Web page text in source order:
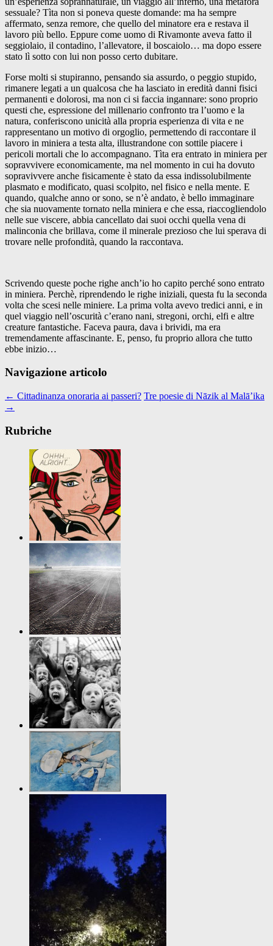
sessuale? Tìta non si poneva queste domande: ma ha sempre
affermato, senza remore, che quello del minatore era e restava il
lavoro più bello. Eppure come uomo di Rivamonte aveva fatto il
seggiolaio, il contadino, l’allevatore, il boscaiolo… ma dopo essere
stato lì sotto con lui non posso certo dubitare.
Forse molti si stupiranno, pensando sia assurdo, o peggio stupido,
rimanere legati a un qualcosa che ha lasciato in eredità danni fisici
permanenti e dolorosi, ma non ci si faccia ingannare: sono proprio
questi che, espressione del millenario confronto tra l’uomo e la
natura, conferiscono unicità alla propria esperienza di vita e ne
rappresentano un motivo di orgoglio, permettendo di raccontare il
lavoro in miniera a testa alta, illustrandone con sottile piacere i
pericoli mortali che lo accompagnano. Tìta era entrato in miniera per
sopravvivere economicamente, ma nel momento in cui ha dovuto
sopravivvere anche fisicamente è stato da essa indissolubilmente
plasmato e modificato, quasi scolpito, nel fisico e nella mente. E
quando, qualche anno or sono, se n’è andato, è bello immaginare
che sia nuovamente tornato nella miniera e che essa, riaccogliendolo
nelle sue viscere, abbia cancellato dai suoi occhi quella vena di
malinconia che brillava, come il minerale prezioso che lui sperava di
trovare nelle profondità, quando la raccontava.
Scrivendo queste poche righe anch’io ho capito perché sono entrato
in miniera. Perchè, riprendendo le righe iniziali, questa fu la seconda
volta che scesi nelle miniere. La prima volta avevo tredici anni, e in
quel viaggio nell’oscurità c’erano nani, stregoni, orchi, elfi e altre
creature fantastiche. Faceva paura, dava i brividi, ma era
tremendamente affascinante. E, penso, fu proprio allora che tutto
ebbe inizio…
Navigazione articolo
← Cittadinanza onoraria ai passeri? Tre poesie di Nāzik al Malā’ika
→
Rubriche